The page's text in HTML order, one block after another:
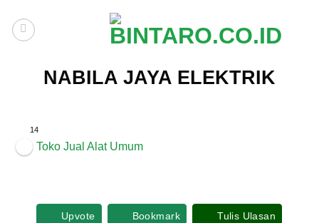
content
NABILA JAYA ELEKTRIK
14
Toko Jual Alat Umum
Upvote Bookmark Tulis Ulasan